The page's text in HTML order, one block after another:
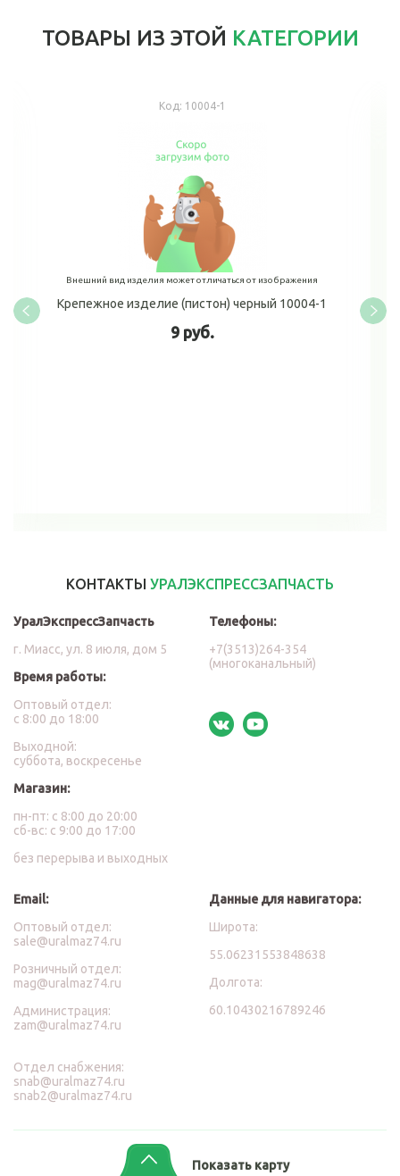
ТОВАРЫ ИЗ ЭТОЙ КАТЕГОРИИ
Код: 10004-1
Внешний вид изделия может отличаться от изображения
Крепежное изделие (пистон) черный 10004-1
9 руб.
КОНТАКТЫ УРАЛЭКСПРЕССЗАПЧАСТЬ
УралЭкспрессЗапчасть
г. Миасс, ул. 8 июля, дом 5
Время работы:
Оптовый отдел:
с 8:00 до 18:00
Выходной:
суббота, воскресенье
Магазин:
пн-пт: с 8:00 до 20:00
сб-вс: с 9:00 до 17:00
без перерыва и выходных
Телефоны:
+7(3513)264-354
(многоканальный)
Email:
Оптовый отдел:
sale@uralmaz74.ru
Розничный отдел:
mag@uralmaz74.ru
Администрация:
zam@uralmaz74.ru
Отдел снабжения:
snab@uralmaz74.ru
snab2@uralmaz74.ru
Данные для навигатора:
Широта:
55.06231553848638
Долгота:
60.10430216789246
Показать карту